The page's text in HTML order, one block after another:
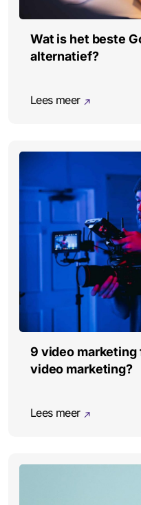
Wat is het beste
alternatief?
Lees meer
9 video
video marketing?
Lees meer